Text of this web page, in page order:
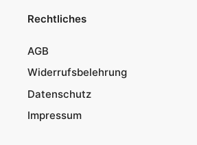
Rechtliches
AGB
Widerrufsbelehrung
Datenschutz
Impressum